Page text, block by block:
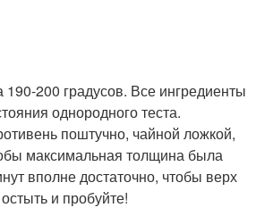
190-200 градусов. Все ингредиенты
однородного теста.
поштучно, чайной ложкой,
максимальная толщина была
вполне достаточно, чтобы верх
и пробуйте!